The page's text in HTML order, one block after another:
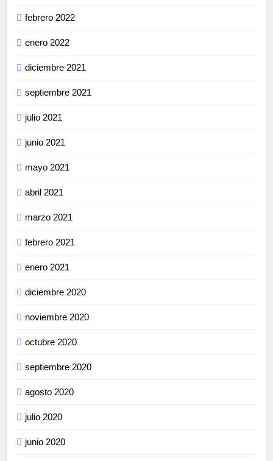
febrero 2022
enero 2022
diciembre 2021
septiembre 2021
julio 2021
junio 2021
mayo 2021
abril 2021
marzo 2021
febrero 2021
enero 2021
diciembre 2020
noviembre 2020
octubre 2020
septiembre 2020
agosto 2020
julio 2020
junio 2020